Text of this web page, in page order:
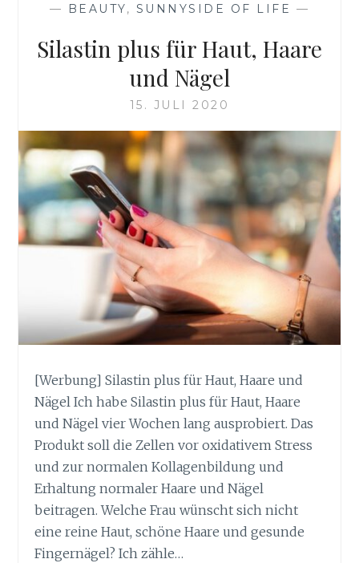
— BEAUTY, SUNNYSIDE OF LIFE —
Silastin plus für Haut, Haare
und Nägel
15. JULI 2020
[Werbung] Silastin plus für Haut, Haare und
Nägel Ich habe Silastin plus für Haut, Haare
und Nägel vier Wochen lang ausprobiert. Das
Produkt soll die Zellen vor oxidativem Stress
und zur normalen Kollagenbildung und
Erhaltung normaler Haare und Nägel
beitragen. Welche Frau wünscht sich nicht
eine reine Haut, schöne Haare und gesunde
Fingernägel? Ich zähle…